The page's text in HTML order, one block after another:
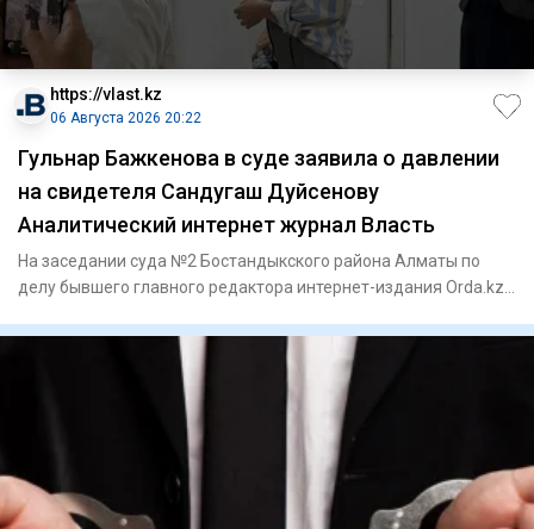
https://vlast.kz
06 Августа 2026 20:22
Гульнар Бажкенова в суде заявила о давлении
на свидетеля Сандугаш Дуйсенову
Аналитический интернет журнал Власть
На заседании суда №2 Бостандыкского района Алматы по
делу бывшего главного редактора интернет-издания Orda.kz